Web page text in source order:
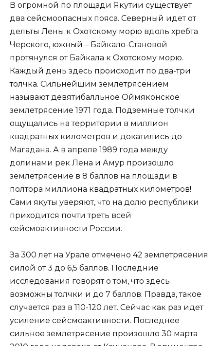
В огромной по площади Якутии существует
два сейсмоопасных пояса. Северный идет от
дельты Лены к Охотскому морю вдоль хребта
Черского, южный – Байкало-Становой
протянулся от Байкала к Охотскому морю.
Каждый день здесь происходит по два-три
толчка. Сильнейшим землетрясением
называют девятибалльное Оймяконское
землетрясение 1971 года. Подземные толчки
ощущались на территории в миллион
квадратных километров и докатились до
Магадана. А в апреле 1989 года между
долинами рек Лена и Амур произошло
землетрясение в 8 баллов на площади в
полтора миллиона квадратных километров!
Сами якуты уверяют, что на долю республики
приходится почти треть всей
сейсмоактивности России.
За 300 лет на Урале отмечено 42 землетрясения
силой от 3 до 6,5 баллов. Последние
исследования говорят о том, что здесь
возможны толчки и до 7 баллов. Правда, такое
случается раз в 110-120 лет. Сейчас как раз идет
усиление сейсмоактивности. Последнее
сильное землетрясение произошло 30 марта